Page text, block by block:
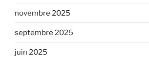
novembre 2025
septembre 2025
juin 2025